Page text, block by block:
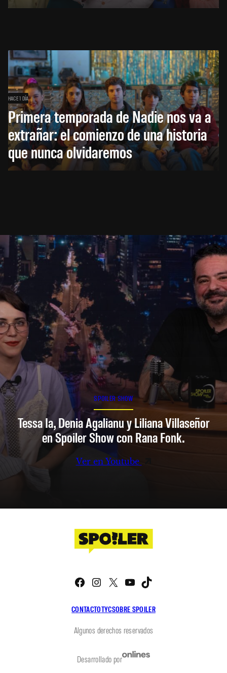
HACE 1 DÍA
Primera temporada de Nadie nos va a
extrañar: el comienzo de una historia
que nunca olvidaremos
SPOILER SHOW
Tessa Ia, Denia Agalianu y Liliana Villaseñor
en Spoiler Show con Rana Fonk.
Ver en Youtube
CONTACTOTYCSOBRE SPOILER
Facebook
Instagram
X YouTube
Algunos derechos reservados
Desarrollado por